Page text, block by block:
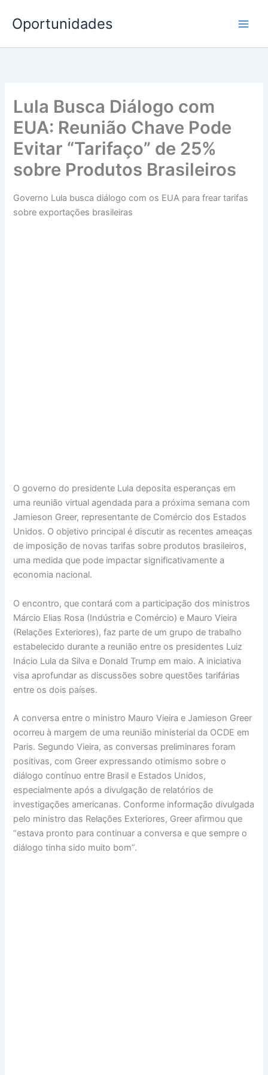
para
conteúdo
Oportunidades
Lula Busca Diálogo com
EUA: Reunião Chave Pode
Evitar “Tarifaço” de 25%
sobre Produtos Brasileiros
Governo Lula busca diálogo com os EUA para frear tarifas
sobre exportações brasileiras
O governo do presidente Lula deposita esperanças em
uma reunião virtual agendada para a próxima semana com
Jamieson Greer, representante de Comércio dos Estados
Unidos. O objetivo principal é discutir as recentes ameaças
de imposição de novas tarifas sobre produtos brasileiros,
uma medida que pode impactar significativamente a
economia nacional.
O encontro, que contará com a participação dos ministros
Márcio Elias Rosa (Indústria e Comércio) e Mauro Vieira
(Relações Exteriores), faz parte de um grupo de trabalho
estabelecido durante a reunião entre os presidentes Luiz
Inácio Lula da Silva e Donald Trump em maio. A iniciativa
visa aprofundar as discussões sobre questões tarifárias
entre os dois países.
A conversa entre o ministro Mauro Vieira e Jamieson Greer
ocorreu à margem de uma reunião ministerial da OCDE em
Paris. Segundo Vieira, as conversas preliminares foram
positivas, com Greer expressando otimismo sobre o
diálogo contínuo entre Brasil e Estados Unidos,
especialmente após a divulgação de relatórios de
investigações americanas. Conforme informação divulgada
pelo ministro das Relações Exteriores, Greer afirmou que
“estava pronto para continuar a conversa e que sempre o
diálogo tinha sido muito bom”.